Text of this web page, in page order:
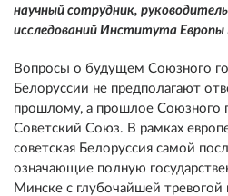
научный сотрудник,
исследований Института
Вопросы о будущем Союзного
Белоруссии не предполагают
прошлому, а прошлое Союзного
Советский Союз. В рамках
советская Белоруссия самой
означающие полную
Минске с глубочайшей тревогой